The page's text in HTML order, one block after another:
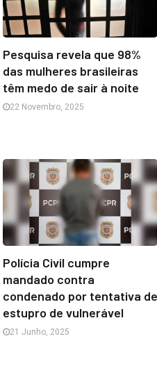
Pesquisa revela que 98%
das mulheres brasileiras
têm medo de sair à noite
22 Novembro, 2025
Polícia Civil cumpre
mandado contra
condenado por tentativa de
estupro de vulnerável
21 Junho, 2025